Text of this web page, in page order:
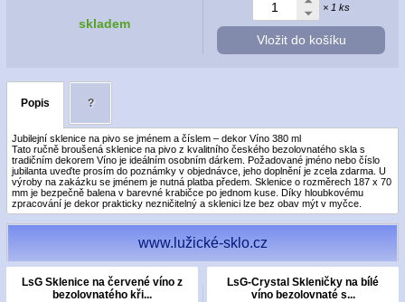
skladem
× 1 ks
Vložit do košíku
Popis ?
Jubilejní sklenice na pivo se jménem a číslem – dekor Víno 380 ml
Tato ručně broušená sklenice na pivo z kvalitního českého bezolovnatého skla s
tradičním dekorem Víno je ideálním osobním dárkem. Požadované jméno nebo číslo
jubilanta uveďte prosím do poznámky v objednávce, jeho doplnění je zcela zdarma. U
výroby na zakázku se jménem je nutná platba předem. Sklenice o rozměrech 187 x 70
mm je bezpečně balena v barevné krabičce po jednom kuse. Díky hloubkovému
zpracování je dekor prakticky nezničitelný a sklenici lze bez obav mýt v myčce.
www.lužické-sklo.cz
LsG Sklenice na červené víno z
bezolovnatého kři...
LsG-Crystal Skleničky na bílé
víno bezolovnaté s...